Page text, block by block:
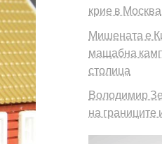
крие в Москва
Мишената е
мащабна
столица
Володимир
на границите